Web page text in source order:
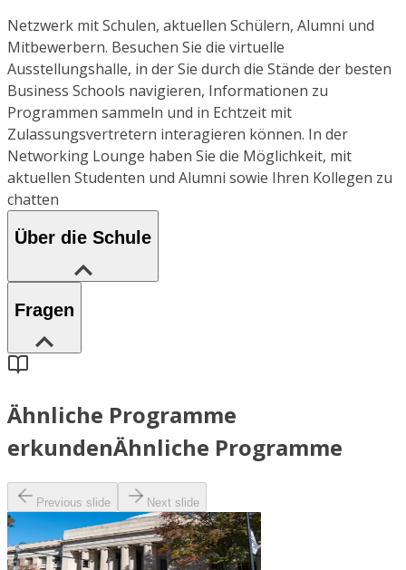
Netzwerk mit Schulen, aktuellen Schülern, Alumni und
Mitbewerbern. Besuchen Sie die virtuelle
Ausstellungshalle, in der Sie durch die Stände der besten
Business Schools navigieren, Informationen zu
Programmen sammeln und in Echtzeit mit
Zulassungsvertretern interagieren können. In der
Networking Lounge haben Sie die Möglichkeit, mit
aktuellen Studenten und Alumni sowie Ihren Kollegen zu
chatten
Über die Schule
Fragen
Ähnliche Programme
erkundenÄhnliche Programme
Previous slide Next slide